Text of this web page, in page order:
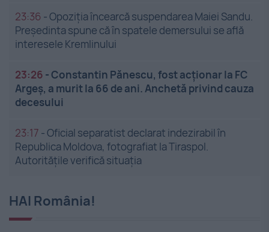
23:36 -Opoziția încearcă suspendarea Maiei Sandu.
Președinta spune că în spatele demersului se află
interesele Kremlinului
23:26 -Constantin Pănescu, fost acționar la FC
Argeș, a murit la 66 de ani. Anchetă privind cauza
decesului
23:17 -Oficial separatist declarat indezirabil în
Republica Moldova, fotografiat la Tiraspol.
Autoritățile verifică situația
HAI România!